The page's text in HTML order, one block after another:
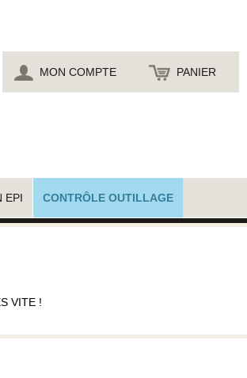
MON COMPTE PANIER
EPI CONTRÔLE OUTILLAGE
VITE !